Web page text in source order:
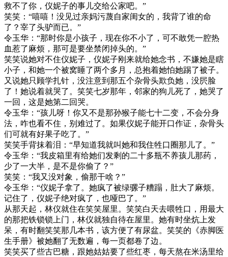
救不了你，仪妮子的事儿交给公家吧。”
笑笑：“嘻嘻！没见过亲妈污蔑自家闺女的，我背了谁的命
了？宰了头驴而已。”
令玉华：“那时你是小孩子，现在你不小了，可不敢凭一腔热
血惹了麻烦，那可是要坐禁闭掉头的。”
笑笑说她对不住仪妮子，仪妮子刚来就给她念书，不嫌她是瞎
小子，和她一个被窝睡了两个多月，总抱着她怕她踢了被子。
又说她只顾学扎针，没注意到那五个杂骨头欺负她，没屄脸
了！她说着就哭了。笑笑七岁那年，邻家的狗儿死了，她哭了
一回，这是她第二回哭。
令玉华：“孩儿呀！你又不是那孙猴子能七十二变，不会分身
法，咋也看不住，别难过了。如果仪妮子能开口作证，杂骨头
们可就有好果子吃了。”
笑笑手背抹着泪：“早知道我就叫她和我住牲口圈那儿了。”
令玉华：“我皮箱里有给她们发剩的二十多瓶不养孩儿那药，
少了一大半，是不是你偷了？”
笑笑：“我又没对象，偷那干啥？”
令玉华：“仪妮子拿了。她疯了被绿骡子糟蹋，肚大了麻烦。
记住了，仪妮子绝对疯了，也哑巴了。”
从那天起，林仪就住在笑笑屋里。笑笑白天去喂牲口，用最大
的那把铁锁锁上门，林仪就独自待在屋里。她有时坐炕上发
呆，有时翻笑笑那几本书，该方便了有尿盆。笑笑的《赤脚医
生手册》被她翻了无数遍，每一页都卷了边。
笑笑买了些古巴糖，跟她姑姑要了些红枣，每天熬在米汤里给